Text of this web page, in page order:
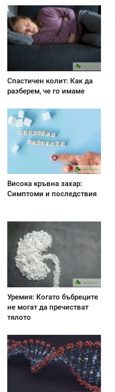
Спастичен колит: Как да
разберем, че го имаме
Висока кръвна захар:
Симптоми и последствия
Уремия: Когато бъбреците
не могат да пречистват
тялото